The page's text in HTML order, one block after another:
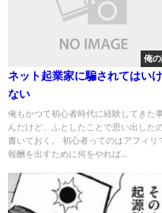
俺
ネット起業家に騙されてはいけ
ない
俺もかつて初心者時代に経験してきた
んだけど、ふとしたことで思い出した
書いておく。 初心者ってのはアフィリ
報酬を出すために何をやれば...